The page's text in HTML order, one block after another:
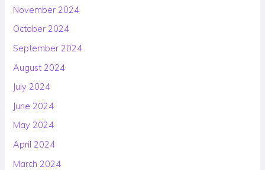
November 2024
October 2024
September 2024
August 2024
July 2024
June 2024
May 2024
April 2024
March 2024